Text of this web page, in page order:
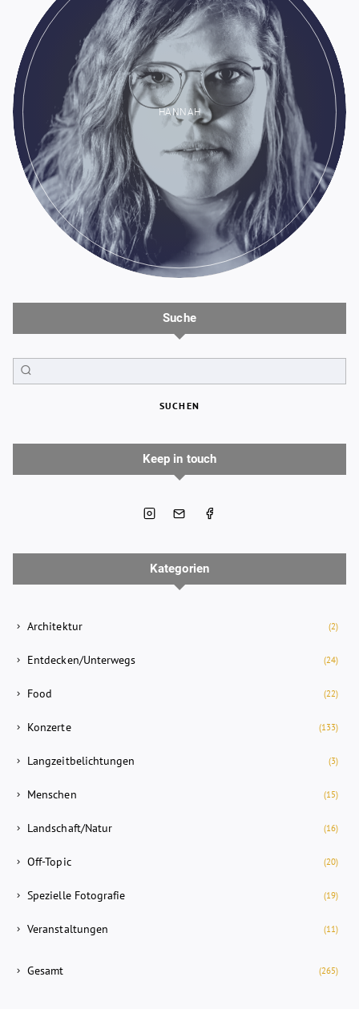
HANNAH
Suche
SUCHEN
Keep in touch
Kategorien
Architektur (2)
Entdecken/Unterwegs (24)
Food (22)
Konzerte (133)
Langzeitbelichtungen (3)
Menschen (15)
Landschaft/Natur (16)
Off-Topic (20)
Spezielle Fotografie (19)
Veranstaltungen (11)
Gesamt (265)